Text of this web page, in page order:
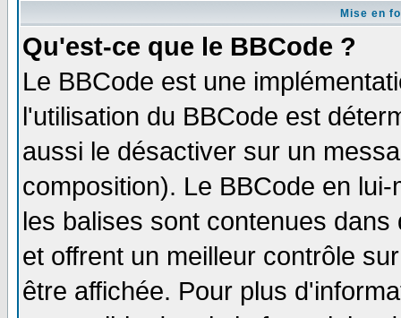
Mise en
Qu'est-ce que le BBCode ?
Le BBCode est une
l'utilisation du BBCode est
aussi le désactiver sur un
composition). Le BBCode en
les balises sont contenues
et offrent un meilleur contrôle
être affichée. Pour plus